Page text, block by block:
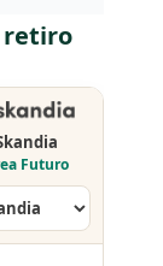
retiro
Futuro